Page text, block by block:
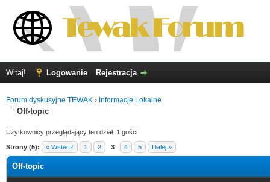
Witaj! Logowanie Rejestracja
Forum dyskusyjne TEWAK › Informacje Lokalne
Off-topic
Użytkownicy przeglądający ten dział: 1 gości
Strony (5): « Wstecz 1 2 3 4 5 Dalej »
Off-topic